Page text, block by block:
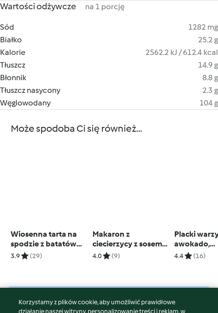
Wartości odżywcze na 1 porcję
Sód
1282 mg
Białko
25.2 g
Kalorie
2562.2 kJ / 612.4 kcal
Tłuszcz
14.9 g
Błonnik
8.8 g
Tłuszcz nasycony
2.3 g
Węglowodany
104 g
Może spodoba Ci się również...
Wiosenna tarta na
spodzie z batatów
(TM7, TM6, TM5)
3.9 (29)
Makaron z
ciecierzycy z sosem
dyniowym z fetą
4.0 (9)
Placki
awokado,
tuńczykiem
4.4 (16)
© Copyright 2026
Korzystamy z plików cookie, aby umożliwić prawidłowe
działanie naszej witryny, personalizowanie treści i reklam, w